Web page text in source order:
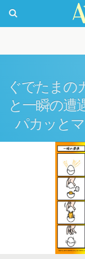
ぐでたまの
と一瞬の遭
パカッと